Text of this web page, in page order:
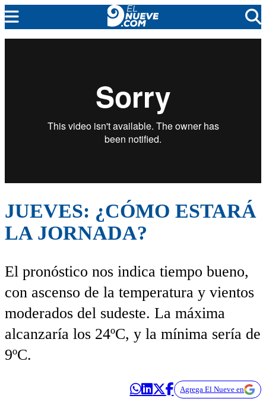
EN VIVO
JUEVES: ¿CÓMO ESTARÁ
LA JORNADA?
El pronóstico nos indica tiempo bueno,
con ascenso de la temperatura y vientos
moderados del sudeste. La máxima
alcanzaría los 24ºC, y la mínima sería de
9ºC.
Agrega El Nueve en